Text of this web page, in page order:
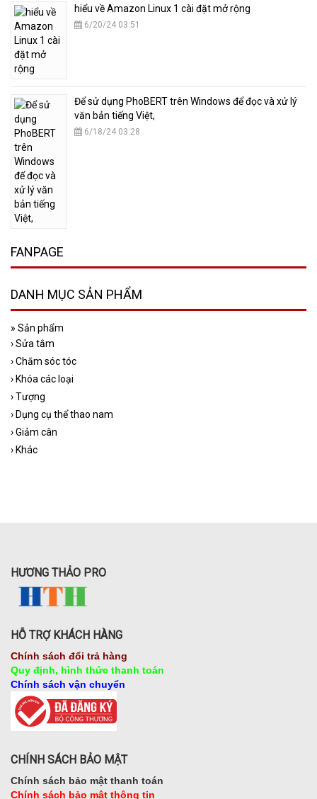
hiểu về Amazon Linux 1 cài đặt mở rộng
6/20/24 03:51
​Để sử dụng PhoBERT trên Windows để đọc và xử lý
văn bản tiếng Việt,
6/18/24 03:28
FANPAGE
DANH MỤC SẢN PHẨM
» Sản phẩm
›Sửa tắm
›Chăm sóc tóc
› Khóa các loại
›Tượng
› Dụng cụ thể thao nam
›Giảm cân
› Khác
HƯƠNG THẢO PRO
HỖ TRỢ KHÁCH HÀNG
Chính sách đổi trả hàng
Quy định, hình thức thanh toán
Chính sách vận chuyển
CHÍNH SÁCH BẢO MẬT
Chính sách bảo mật thanh toán
Chính sách bảo mật thông tin